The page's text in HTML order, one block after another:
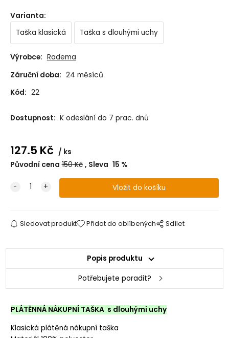
Varianta:
Taška klasická
Taška s dlouhými uchy
Výrobce: Radema
Záruční doba: 24 měsíců
Kód: 22
Dostupnost: K odeslání do 7 prac. dnů
127.5 Kč
ks
Původní cena 150Kč Sleva 15 %
Sledovat produkt Přidat do oblíbených Sdílet
Popis produktu
Potřebujete poradit?
PLÁTĚNNÁ NÁKUPNÍ TAŠKA s dlouhými uchy
Klasická plátěná nákupní taška